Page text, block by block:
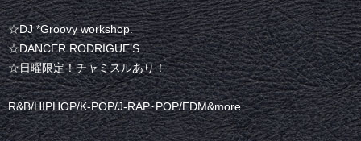
☆DJ *Groovy workshop.
☆DANCER RODRIGUE’S
☆日曜限定！チャミスルあり！
R&B/HIPHOP/K-POP/J-RAP･POP/EDM&more